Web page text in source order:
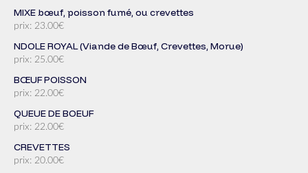
MIXE bœuf, poisson fumé, ou crevettes
prix: 23.00€
NDOLE ROYAL (Viande de Bœuf, Crevettes, Morue)
prix: 25.00€
BŒUF POISSON
prix: 22.00€
QUEUE DE BOEUF
prix: 22.00€
CREVETTES
prix: 20.00€